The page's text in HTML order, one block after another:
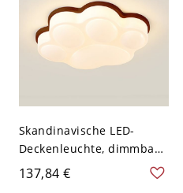
Skandinavische LED-
Deckenleuchte, dimmbare
kreative Leuchte mit
Holzton-Akzent,
137,84 €